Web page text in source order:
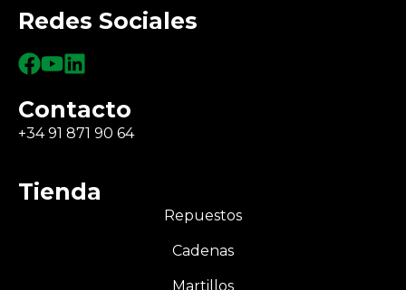
Redes Sociales
Contacto
+34 91 871 90 64
Tienda
Repuestos
Cadenas
Martillos